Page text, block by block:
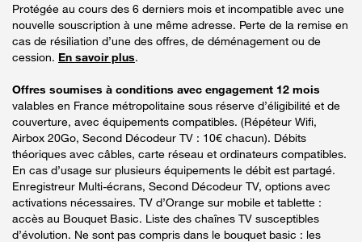
Protégée au cours des 6 derniers mois et incompatible avec une
nouvelle souscription à une même adresse. Perte de la remise en
cas de résiliation d’une des offres, de déménagement ou de
cession. En savoir plus.
Offres soumises à conditions avec engagement 12 mois
valables en France métropolitaine sous réserve d’éligibilité et de
couverture, avec équipements compatibles. (Répéteur Wifi,
Airbox 20Go, Second Décodeur TV : 10€ chacun). Débits
théoriques avec câbles, carte réseau et ordinateurs compatibles.
En cas d’usage sur plusieurs équipements le débit est partagé.
Enregistreur Multi-écrans, Second Décodeur TV, options avec
activations nécessaires. TV d’Orange sur mobile et tablette :
accès au Bouquet Basic. Liste des chaînes TV susceptibles
d’évolution. Ne sont pas compris dans le bouquet basic : les